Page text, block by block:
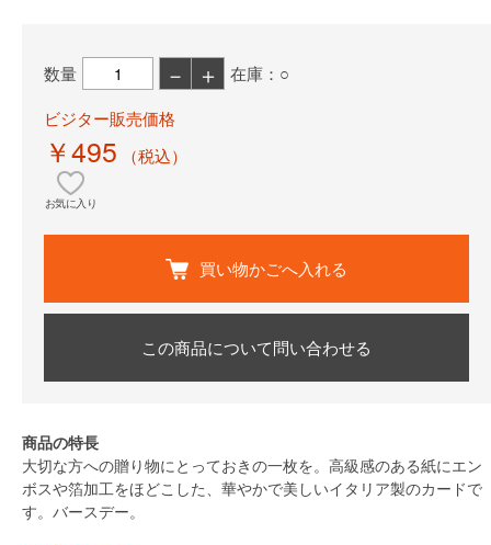
数量 － ＋
在庫：○
ビジター販売価格
￥495 （税込）
お気に入り
買い物かごへ入れる
この商品について問い合わせる
商品の特長
大切な方への贈り物にとっておきの一枚を。高級感のある紙にエン
ボスや箔加工をほどこした、華やかで美しいイタリア製のカードで
す。バースデー。